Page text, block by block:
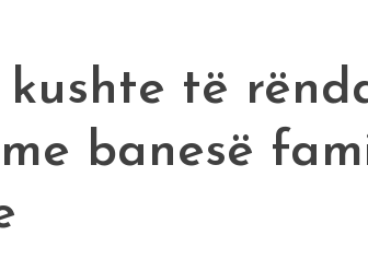
kushte të
banesë